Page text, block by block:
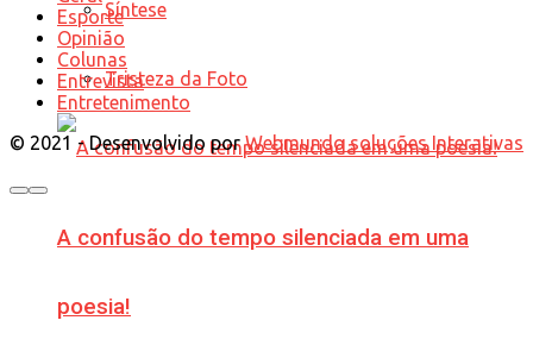
Síntese
Tristeza da Foto
A confusão do tempo silenciada em uma
poesia!
Esporte
Opinião
Colunas
Entrevista
Entretenimento
© 2021 - Desenvolvido porWebmundo soluções Interativas